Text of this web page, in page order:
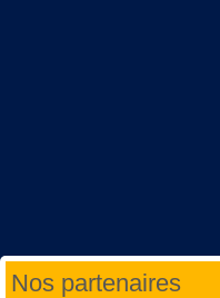
Nos partenaires
Année
précédente
Mois
précédent
Année
suivante
Mois
suivant